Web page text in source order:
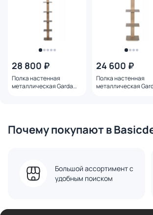
28 800 ₽
Полка настенная
металлическая Garda
24 600 ₽
Полка настенная
металлическая
Почему покупают в
Большой ассортимент с
удобным поиском